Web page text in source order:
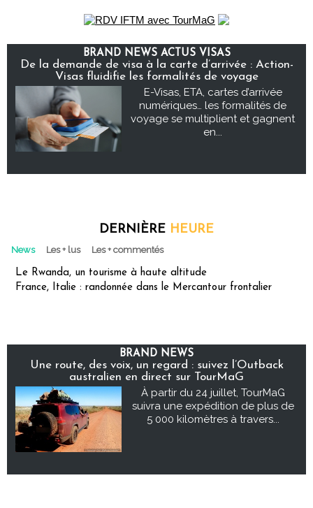
BRAND NEWS ACTUS VISAS
De la demande de visa à la carte d’arrivée : Action-
Visas fluidifie les formalités de voyage
E-Visas, ETA, cartes d’arrivée
numériques… les formalités de
voyage se multiplient et gagnent
en...
DERNIÈRE HEURE
News Les + lus Les + commentés
Le Rwanda, un tourisme à haute altitude
France, Italie : randonnée dans le Mercantour frontalier
BRAND NEWS
Une route, des voix, un regard : suivez l’Outback
australien en direct sur TourMaG
À partir du 24 juillet, TourMaG
suivra une expédition de plus de
5 000 kilomètres à travers...